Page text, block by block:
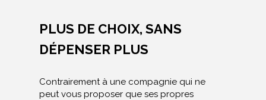
PLUS DE CHOIX, SANS
DÉPENSER PLUS
Contrairement à une compagnie qui ne
peut vous proposer que ses propres